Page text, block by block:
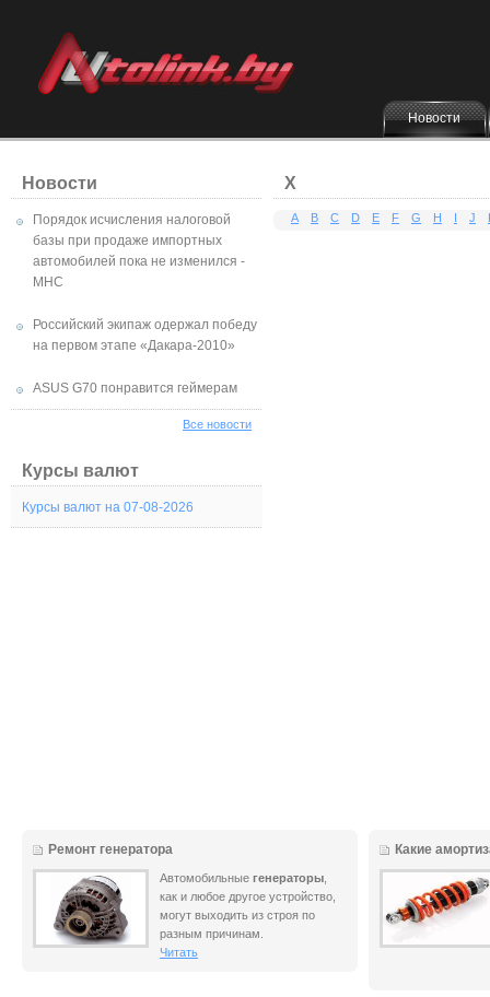
Новости
Новости
Порядок исчисления налоговой
базы при продаже импортных
автомобилей пока не изменился -
МНС
Российский экипаж одержал победу
на первом этапе «Дакара-2010»
ASUS G70 понравится геймерам
Все новости
Курсы валют
Курсы валют на 07-08-2026
X
A B C D E F G H I J
Ремонт генератора
Автомобильные генераторы
как и любое другое устройство,
могут выходить из строя по
разным причинам.
Читать
Какие